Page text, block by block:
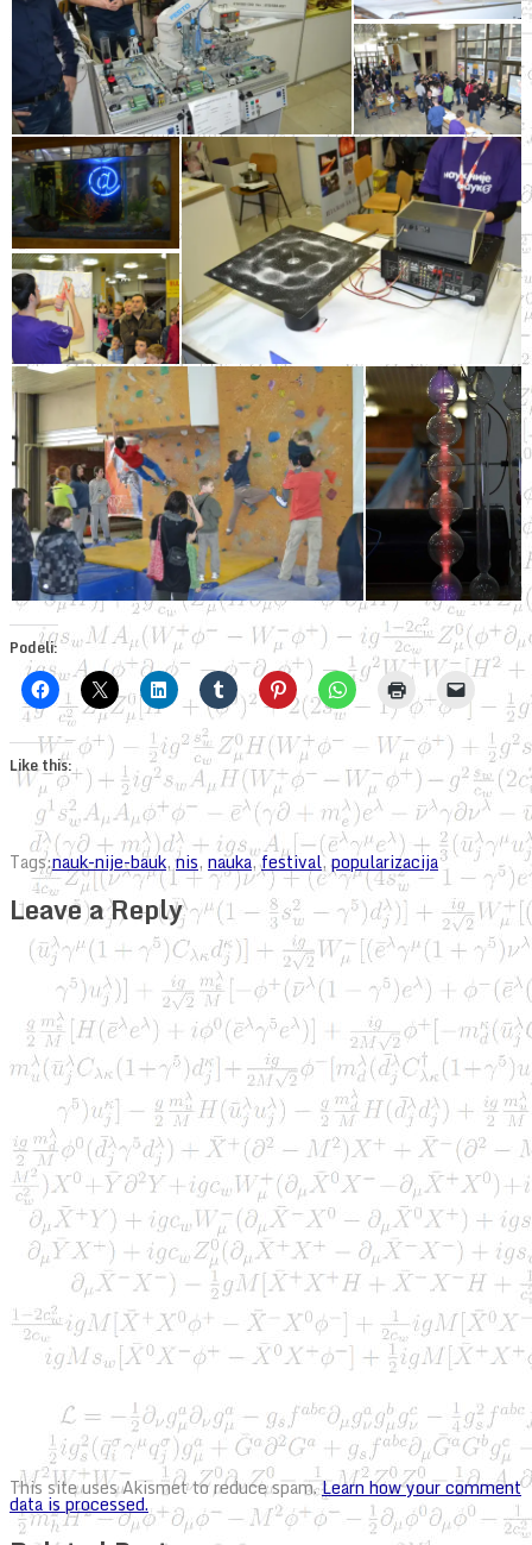
Podeli:
Like this:
Tags:nauk-nije-bauk,nis, nauka,festival, popularizacija
Leave a Reply
This site uses Akismet to reduce spam.Learn how your comment
data is processed.